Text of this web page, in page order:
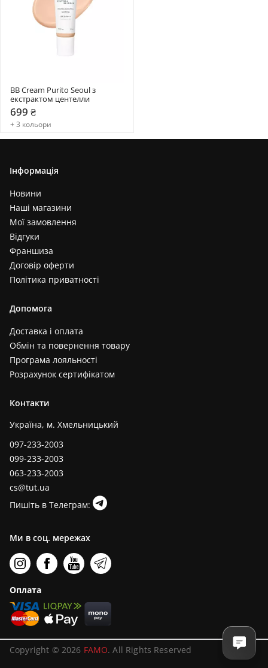
BB Cream Purito Seoul з
екстрактом центелли
699 ₴
+ 3 кольори
Інформація
Новини
Наші магазини
Мої замовлення
Відгуки
Франшиза
Договір оферти
Політика приватності
Допомога
Доставка і оплата
Обмін та повернення товару
Програма лояльності
Розрахунок сертифікатом
Контакти
Україна, м. Хмельницький
097-233-2003
099-233-2003
063-233-2003
cs@tut.ua
Пишіть в Телеграм:
Ми в соц. мережах
Оплата
Copyright © 2026 FAMO. All Rights Reserved